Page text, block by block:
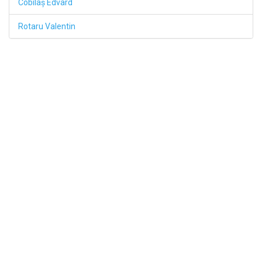
Cobîlaş Edvard
Rotaru Valentin